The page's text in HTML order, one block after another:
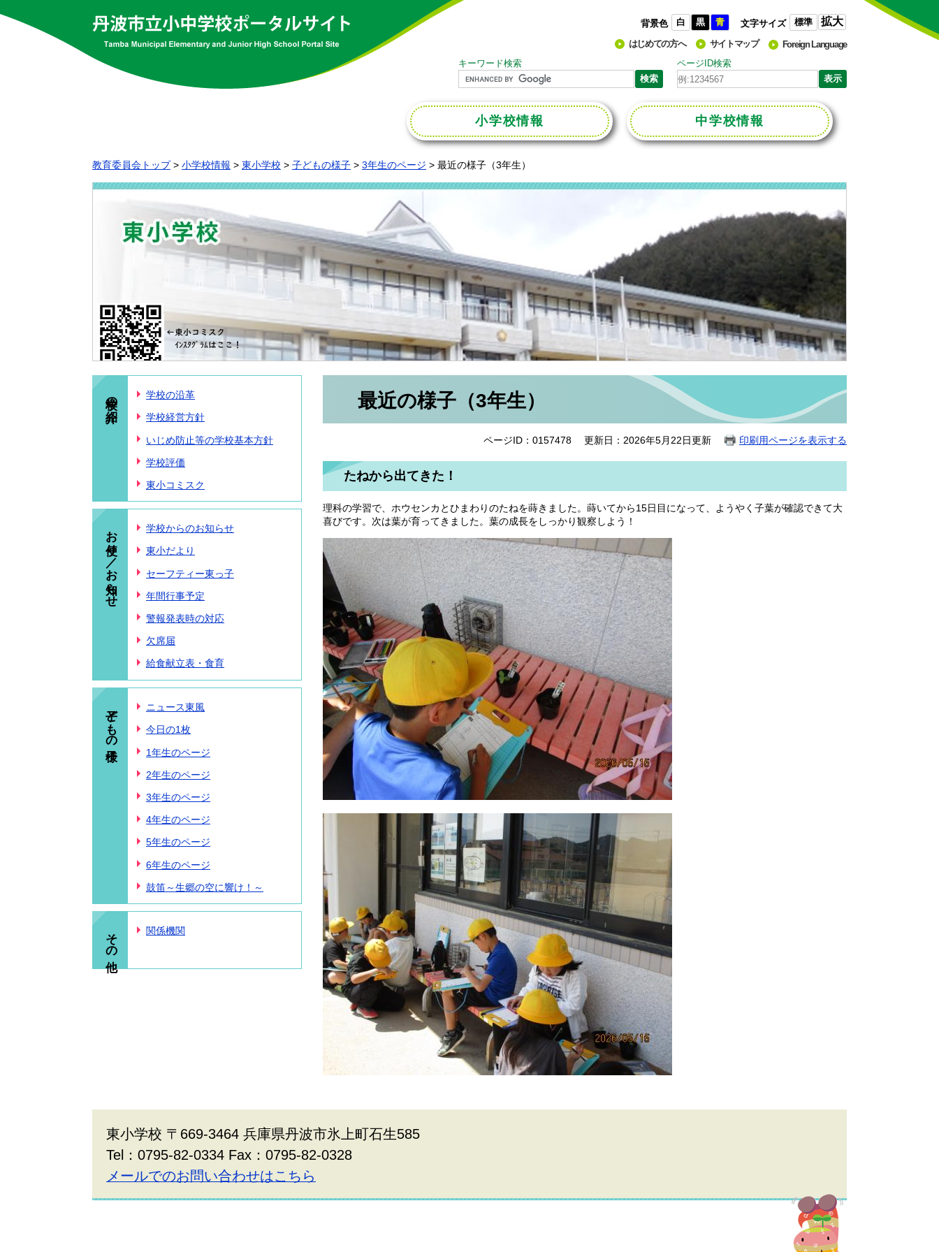
背景色 白 黒 青 文字サイズ 標準 拡大
はじめての方へ サイトマップ
Foreign Language
キーワード検索
ページID検索
小学校情報 中学校情報
教育委員会トップ > 小学校情報 > 東小学校 > 子どもの様子 > 3年生のページ > 最近の様子（3年生）
学校の紹介 学校の沿革
学校経営方針
いじめ防止等の学校基本方針
学校評価
東小コミスク
お便り／お知らせ 学校からのお知らせ
東小だより
セーフティー東っ子
年間行事予定
警報発表時の対応
欠席届
給食献立表・食育
子どもの様子 ニュース東風
今日の1枚
1年生のページ
2年生のページ
3年生のページ
4年生のページ
5年生のページ
6年生のページ
鼓笛～生郷の空に響け！～
その他 関係機関
最近の様子（3年生）
ページID：0157478 更新日：2026年5月22日更新 印刷用ページを表示する
たねから出てきた！
理科の学習で、ホウセンカとひまわりのたねを蒔きました。蒔いてから15日目になって、ようやく子葉が確認できて大
喜びです。次は葉が育ってきました。葉の成長をしっかり観察しよう！
東小学校 〒669-3464 兵庫県丹波市氷上町石生585
Tel：0795-82-0334 Fax：0795-82-0328
メールでのお問い合わせはこちら